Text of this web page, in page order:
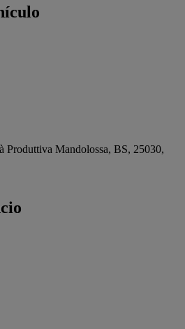
Produttiva Mandolossa, BS, 25030,